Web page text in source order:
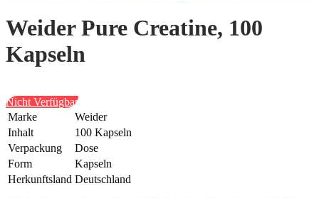
Weider Pure Creatine, 100
Kapseln
Nicht Verfügbar
Marke
Weider
Inhalt
100 Kapseln
Verpackung
Dose
Form
Kapseln
Herkunftsland Deutschland